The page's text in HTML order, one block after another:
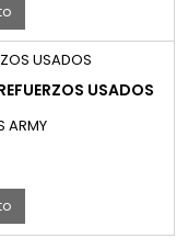
USADOS
ARMY